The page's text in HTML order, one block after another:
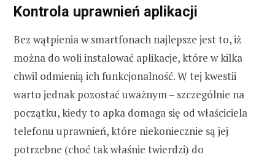
Kontrola uprawnień aplikacji
Bez wątpienia w smartfonach najlepsze jest to, iż
można do woli instalować aplikacje, które w kilka
chwil odmienią ich funkcjonalność. W tej kwestii
warto jednak pozostać uważnym – szczególnie na
początku, kiedy to apka domaga się od właściciela
telefonu uprawnień, które niekoniecznie są jej
potrzebne (choć tak właśnie twierdzi) do